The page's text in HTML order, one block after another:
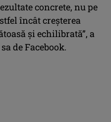
concrete, nu pe
încât creşterea
şi echilibrată”, a
de Facebook.